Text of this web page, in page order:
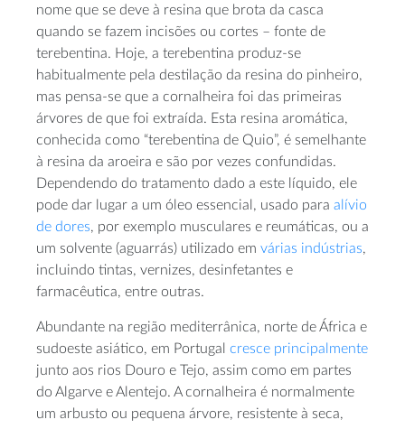
nome que se deve à resina que brota da casca
quando se fazem incisões ou cortes – fonte de
terebentina. Hoje, a terebentina produz-se
habitualmente pela destilação da resina do pinheiro,
mas pensa-se que a cornalheira foi das primeiras
árvores de que foi extraída. Esta resina aromática,
conhecida como “terebentina de Quio”, é semelhante
à resina da aroeira e são por vezes confundidas.
Dependendo do tratamento dado a este líquido, ele
pode dar lugar a um óleo essencial, usado para alívio
de dores, por exemplo musculares e reumáticas, ou a
um solvente (aguarrás) utilizado em várias indústrias,
incluindo tintas, vernizes, desinfetantes e
farmacêutica, entre outras.
Abundante na região mediterrânica, norte de África e
sudoeste asiático, em Portugal cresce principalmente
junto aos rios Douro e Tejo, assim como em partes
do Algarve e Alentejo. A cornalheira é normalmente
um arbusto ou pequena árvore, resistente à seca,